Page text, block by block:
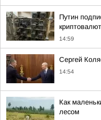
Путин
14:59
Сергей
14:54
Как
лесом